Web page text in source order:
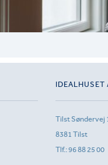
IDEALHUSET
Tilst Søndervej
8381 Tilst
Tlf.:96 88 25 00